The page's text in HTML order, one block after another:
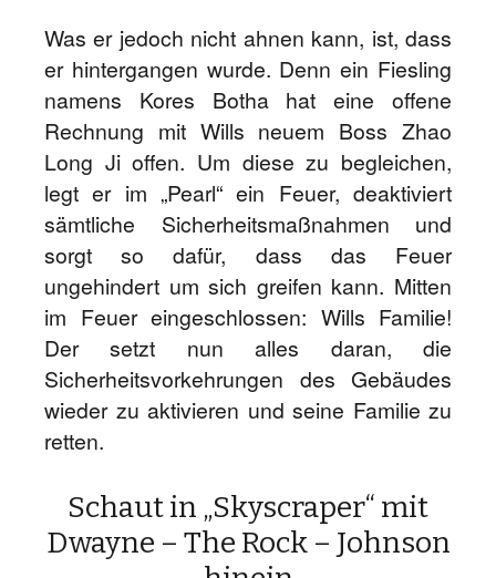
Was er jedoch nicht ahnen kann, ist, dass
er hintergangen wurde. Denn ein Fiesling
namens Kores Botha hat eine offene
Rechnung mit Wills neuem Boss Zhao
Long Ji offen. Um diese zu begleichen,
legt er im „Pearl“ ein Feuer, deaktiviert
sämtliche Sicherheitsmaßnahmen und
sorgt so dafür, dass das Feuer
ungehindert um sich greifen kann. Mitten
im Feuer eingeschlossen: Wills Familie!
Der setzt nun alles daran, die
Sicherheitsvorkehrungen des Gebäudes
wieder zu aktivieren und seine Familie zu
retten.
Schaut in „Skyscraper“ mit
Dwayne – The Rock – Johnson